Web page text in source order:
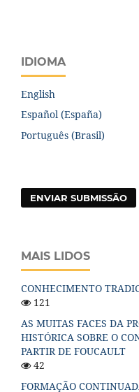
IDIOMA
English
Español (España)
Português (Brasil)
ENVIAR SUBMISSÃO
MAIS LIDOS
CONHECIMENTO
121
AS MUITAS FACES DA
HISTÓRICA SOBRE O
PARTIR DE FOUCAULT
42
FORMAÇÃO